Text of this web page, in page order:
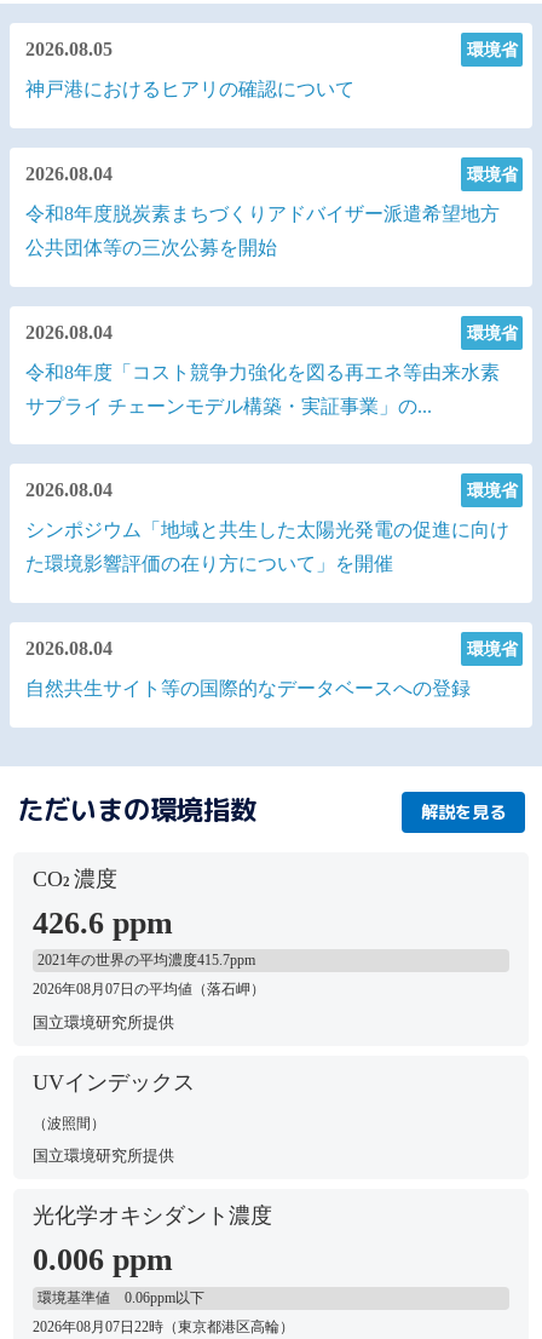
国内ニュース 国内ニュース一覧へ
神戸港におけるヒアリの確認について
2026.08.04
公共団体等の三次公募を開始
2026.08.04
サプライ チェーンモデル構築・実証事業」の...
2026.08.04
た環境影響評価の在り方について」を開催
ただいまの環境指数
CO 濃度
426.6 ppm
2021年の世界の平均濃度415.7ppm
国立環境研究所提供
UVインデックス
国立環境研究所提供
光化学オキシダント濃度
0.006 ppm